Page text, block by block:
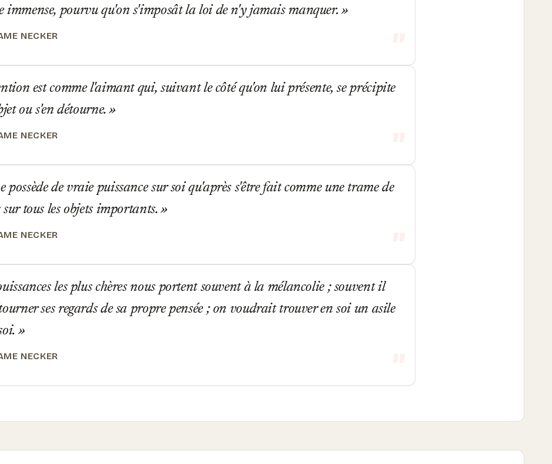
immense, pourvu qu'on s'imposât la loi de n'y jamais manquer.
NECKER
est comme l'aimant qui, suivant le côté qu'on lui présente, se précipite
ou s'en détourne.
NECKER
possède de vraie puissance sur soi qu'après s'être fait comme une trame de
sur tous les objets importants.
NECKER
les plus chères nous portent souvent à la mélancolie ; souvent il
ses regards de sa propre pensée ; on voudrait trouver en soi un asile
NECKER